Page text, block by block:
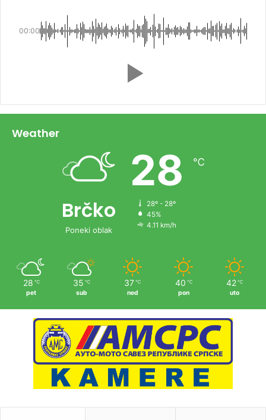
00:00
Weather
Brčko
Poneki oblak
28 ℃
28º - 28º
45%
4.11 km/h
28 ℃
pet
35 ℃
sub
37 ℃
ned
40 ℃
pon
42 ℃
uto